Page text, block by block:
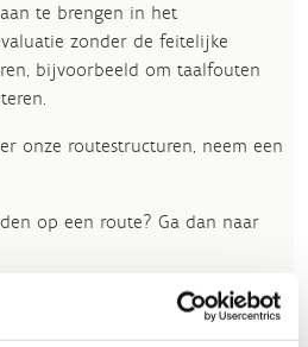
te brengen in het
zonder de feitelijke
bijvoorbeeld om taalfouten
onze routestructuren, neem een
op een route? Ga dan naar